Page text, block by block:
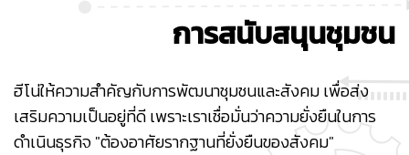
การสนับสนุนชุมชน
ฮีโน่ให้ความสำคัญกับการพัฒนาชุมชนและสังคม เพื่อส่ง
เสริมความเป็นอยู่ที่ดี เพราะเราเชื่อมั่นว่าความยั่งยืนในการ
ดำเนินธุรกิจ "ต้องอาศัยรากฐานที่ยั่งยืนของสังคม"